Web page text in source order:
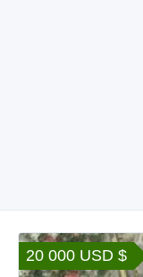
20 000 USD $